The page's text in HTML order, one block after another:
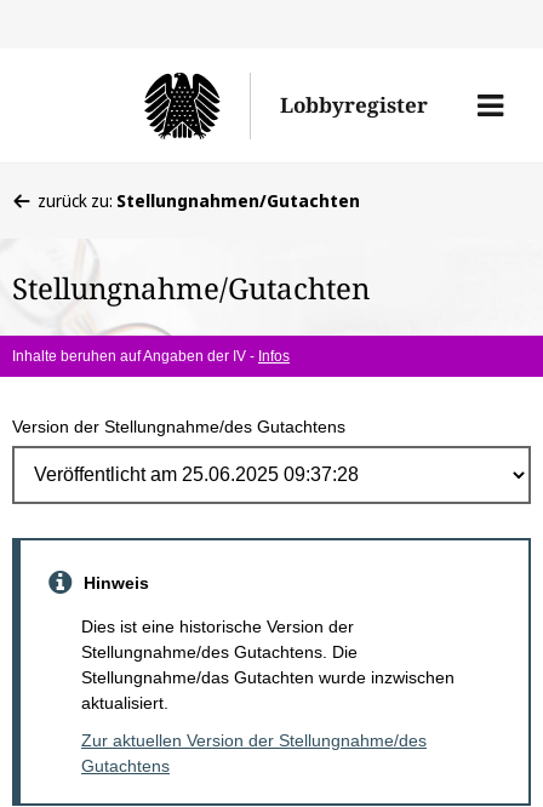
Lobbyregister
Menü
befinden
hier:
zurück zu: Stellungnahmen/Gutachten
Stellungnahme/Gutachten
Inhalte beruhen auf Angaben der IV - Infos
Version der Stellungnahme/des Gutachtens
Hinweis
Dies ist eine historische Version der
Stellungnahme/des Gutachtens. Die
Stellungnahme/das Gutachten wurde inzwischen
aktualisiert.
Zur aktuellen Version der Stellungnahme/des
Gutachtens